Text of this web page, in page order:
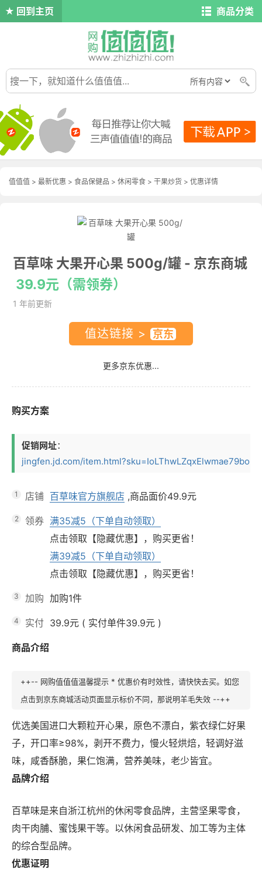
回到主页 商品分类
值值值 > 最新优惠 > 食品保健品 > 休闲零食 > 干果炒货 > 优惠详情
百草味 大果开心果 500g/罐 - 京东商城
39.9元（需领券）
1 年前更新
值达链接 >
更多京东优惠...
购买方案
促销网址：
jingfen.jd.com/
1 店铺 百草味官方旗舰店 ,商品面价49.9元
2 领券 满35减5（下单自动领取）
点击领取【隐藏优惠】，购买更省！
满39减5（下单自动领取）
点击领取【隐藏优惠】，购买更省！
3 加购 加购1件
4 实付 39.9元 ( 实付单件39.9元 )
商品介绍
++-- 网购值值值温馨提示 * 优惠价有时效性，请快快去买。如您
点击到京东商城活动页面显示标价不同，那说明羊毛失效 --++
优选美国进口大颗粒开心果，原色不漂白，紫衣绿仁好果
子，开口率≥98%，剥开不费力，慢火轻烘焙，轻调好滋
味，咸香酥脆，果仁饱满，营养美味，老少皆宜。
品牌介绍
百草味是来自浙江杭州的休闲零食品牌，主营坚果零食，
肉干肉脯、蜜饯果干等。以休闲食品研发、加工等为主体
的综合型品牌。
优惠证明